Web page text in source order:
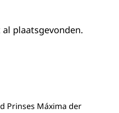
plaatsgevonden.
Prinses Máxima der